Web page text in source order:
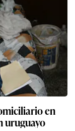
en
uruguayo